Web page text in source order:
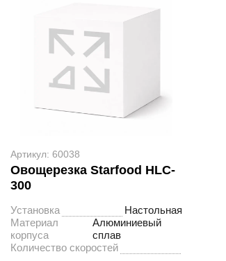
Артикул: 60038
Овощерезка Starfood HLC-
300
Установка
Настольная
Материал
корпуса
Алюминиевый
сплав
Количество скоростей